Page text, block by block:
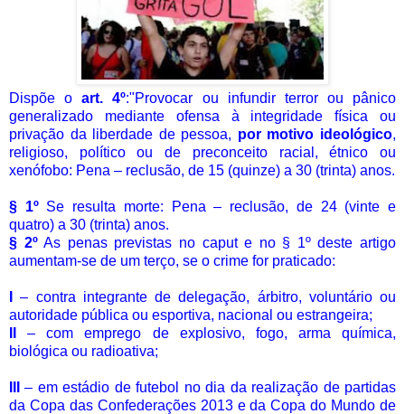
Dispõe oart. 4º:"Provocar ou infundir terror ou pânico
generalizado mediante ofensa à integridade física ou
privação da liberdade de pessoa, por motivo ideológico,
religioso, político ou de preconceito racial, étnico ou
xenófobo: Pena – reclusão, de 15 (quinze) a 30 (trinta) anos.
§ 1ºSe resulta morte:
Pena – reclusão, de 24 (vinte e
quatro) a 30 (trinta) anos.
§ 2ºAs penas previstas no caput e no § 1º deste artigo
aumentam-se de um terço, se o crime for praticado:
I– contra integrante de delegação, árbitro, voluntário ou
autoridade pública ou esportiva, nacional ou estrangeira;
– com emprego de explosivo, fogo, arma química,
biológica ou radioativa;
– em estádio de futebol no dia da realização de partidas
da Copa das Confederações 2013 e da Copa do Mundo de